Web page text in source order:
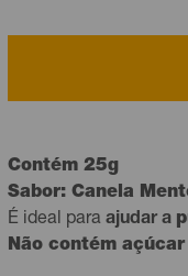
Contém 25g
Sabor: Canela
É ideal para ajudar a
Não contém